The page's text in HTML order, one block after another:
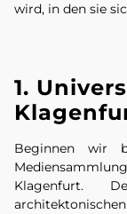
wird, in den sie
1.
Beginnen wir
Klagenfurt.